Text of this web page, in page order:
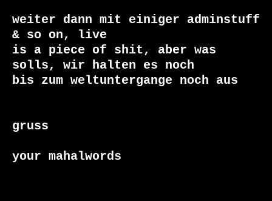
weiter dann mit einiger adminstuff
& so on, live
is a piece of shit, aber was
solls, wir halten es noch
bis zum weltuntergange noch aus
gruss
your mahalwords